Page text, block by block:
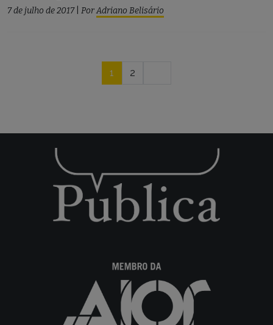
7 de julho de 2017 PorAdriano Belisário
1 2